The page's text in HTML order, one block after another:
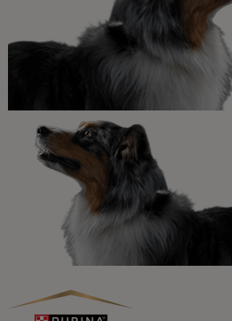
todas nuestras
¡No te lo pierdas, únete a
a disfrutar ya de las
Registrarme ahora